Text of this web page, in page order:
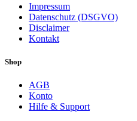
Impressum
Datenschutz (DSGVO)
Disclaimer
Kontakt
Shop
AGB
Konto
Hilfe & Support